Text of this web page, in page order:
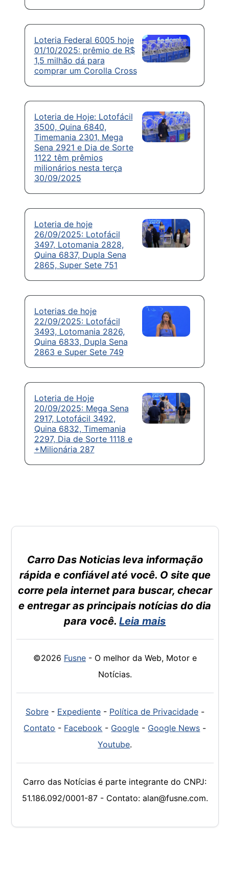
Loteria Federal 6005 hoje
01/10/2025: prêmio de R$
1,5 milhão dá para
comprar um Corolla Cross
Loteria de Hoje: Lotofácil
3500, Quina 6840,
Timemania 2301, Mega
Sena 2921 e Dia de Sorte
1122 têm prêmios
milionários nesta terça
30/09/2025
Loteria de hoje
26/09/2025: Lotofácil
3497, Lotomania 2828,
Quina 6837, Dupla Sena
2865, Super Sete 751
Loterias de hoje
22/09/2025: Lotofácil
3493, Lotomania 2826,
Quina 6833, Dupla Sena
2863 e Super Sete 749
Loteria de Hoje
20/09/2025: Mega Sena
2917, Lotofácil 3492,
Quina 6832, Timemania
2297, Dia de Sorte 1118 e
+Milionária 287
Carro Das Noticias leva informação
rápida e confiável até você. O site que
corre pela internet para buscar, checar
e entregar as principais notícias do dia
para você.Leia mais
©2026 Fusne- O melhor da Web, Motor e
Notícias.
Sobre- Expediente- Política de Privacidade-
Contato - Facebook - Google - Google News -
Youtube.
Carro das Notícias é parte integrante do CNPJ:
51.186.092/0001-87 - Contato: alan@fusne.com.